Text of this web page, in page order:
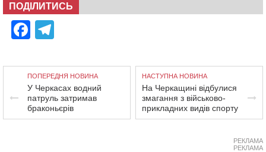
ПОДІЛИТИСЬ
Facebook
ПОПЕРЕДНЯ НОВИНА
У Черкасах водний
патруль затримав
браконьєрів
НАСТУПНА НОВИНА
На Черкащині відбулися
змагання з військово-
прикладних видів спорту
РЕКЛАМА
РЕКЛАМА